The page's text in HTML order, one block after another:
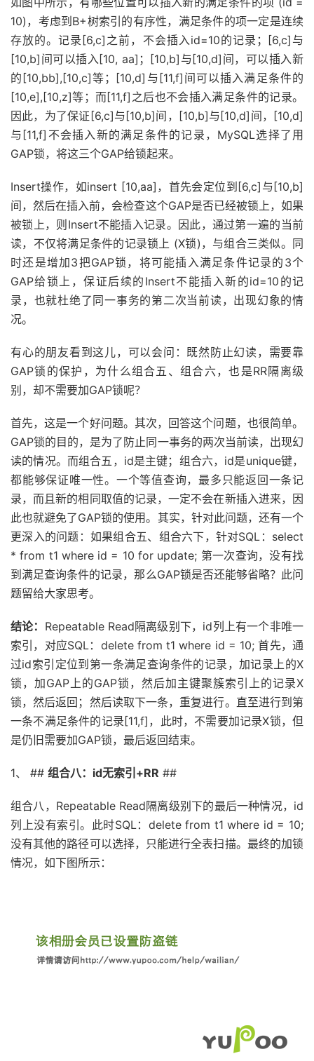
10)，考虑到B+树索引的有序性，满足条件的项一定是连续
存放的。记录[6,c]之前，不会插入id=10的记录；[6,c]与
[10,b]间可以插入[10, aa]；[10,b]与[10,d]间，可以插入新
的[10,bb],[10,c]等；[10,d]与[11,f]间可以插入满足条件的
[10,e],[10,z]等；而[11,f]之后也不会插入满足条件的记录。
因此，为了保证[6,c]与[10,b]间，[10,b]与[10,d]间，[10,d]
与[11,f]不会插入新的满足条件的记录，MySQL选择了用
GAP锁，将这三个GAP给锁起来。
Insert操作，如insert [10,aa]，首先会定位到[6,c]与[10,b]
间，然后在插入前，会检查这个GAP是否已经被锁上，如果
被锁上，则Insert不能插入记录。因此，通过第一遍的当前
读，不仅将满足条件的记录锁上 (X锁)，与组合三类似。同
时还是增加3把GAP锁，将可能插入满足条件记录的3个
GAP给锁上，保证后续的Insert不能插入新的id=10的记
录，也就杜绝了同一事务的第二次当前读，出现幻象的情
况。
有心的朋友看到这儿，可以会问：既然防止幻读，需要靠
GAP锁的保护，为什么组合五、组合六，也是RR隔离级
别，却不需要加GAP锁呢？
首先，这是一个好问题。其次，回答这个问题，也很简单。
GAP锁的目的，是为了防止同一事务的两次当前读，出现幻
读的情况。而组合五，id是主键；组合六，id是unique键，
都能够保证唯一性。一个等值查询，最多只能返回一条记
录，而且新的相同取值的记录，一定不会在新插入进来，因
此也就避免了GAP锁的使用。其实，针对此问题，还有一个
更深入的问题：如果组合五、组合六下，针对SQL：select
* from t1 where id = 10 for update; 第一次查询，没有找
到满足查询条件的记录，那么GAP锁是否还能够省略？此问
题留给大家思考。
结论： Repeatable Read隔离级别下，id列上有一个非唯一
索引，对应SQL：delete from t1 where id = 10; 首先，通
过id索引定位到第一条满足查询条件的记录，加记录上的X
锁，加GAP上的GAP锁，然后加主键聚簇索引上的记录X
锁，然后返回；然后读取下一条，重复进行。直至进行到第
一条不满足条件的记录[11,f]，此时，不需要加记录X锁，但
是仍旧需要加GAP锁，最后返回结束。
1、 ## 组合八：id无索引+RR ##
组合八，Repeatable Read隔离级别下的最后一种情况，id
列上没有索引。此时SQL：delete from t1 where id = 10;
没有其他的路径可以选择，只能进行全表扫描。最终的加锁
情况，如下图所示：